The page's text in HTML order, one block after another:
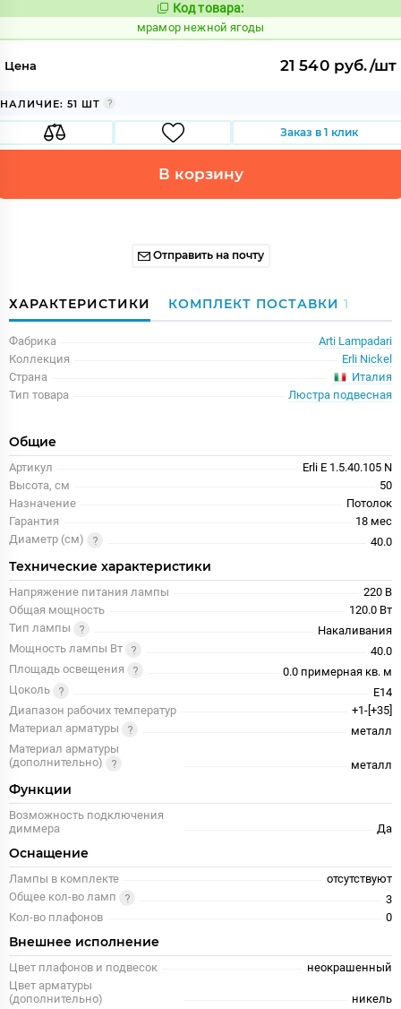
Код:
1070624
Код товара:
мрамор нежной ягоды
Цена 21 540 руб./шт
НАЛИЧИЕ: 51 ШТ
Заказ в 1 клик
В корзину
Отправить на почту
ХАРАКТЕРИСТИКИ КОМПЛЕКТ ПОСТАВКИ 1
Фабрика
Arti Lampadari
Коллекция
Erli Nickel
Страна
Италия
Тип товара
Люстра подвесная
Общие
Артикул
Erli E 1.5.40.105 N
Высота, см
50
Назначение
Потолок
Гарантия
18 меc
Диаметр (см)
40.0
Технические характеристики
Напряжение питания лампы
220 В
Общая мощность
120.0 Вт
Тип лампы
Накаливания
Мощность лампы Вт
40.0
Площадь освещения
0.0 примерная кв. м
Цоколь
E14
Диапазон рабочих температур
+1-[+35]
Материал арматуры
металл
Материал арматуры
(дополнительно)
металл
Функции
Возможность подключения
диммера
Да
Оснащение
Лампы в комплекте
отсутствуют
Общее кол-во ламп
3
Кол-во плафонов
0
Внешнее исполнение
Цвет плафонов и подвесок
неокрашенный
Цвет арматуры
(дополнительно)
никель